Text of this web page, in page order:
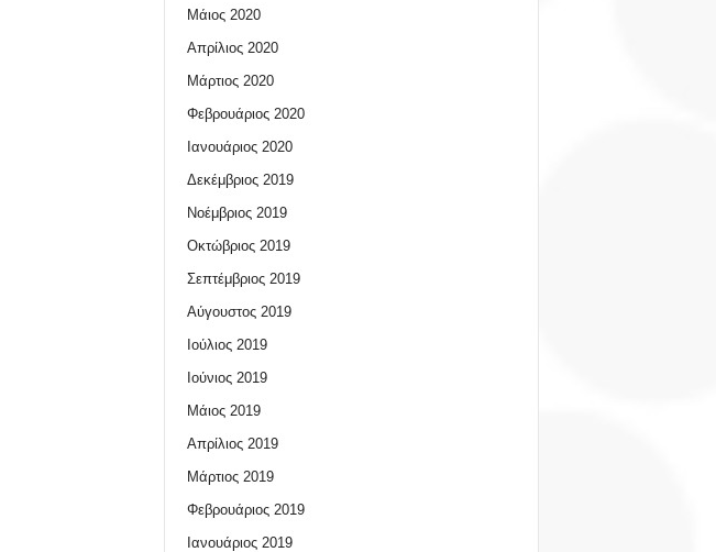
Μάιος 2020
Απρίλιος 2020
Μάρτιος 2020
Φεβρουάριος 2020
Ιανουάριος 2020
Δεκέμβριος 2019
Νοέμβριος 2019
Οκτώβριος 2019
Σεπτέμβριος 2019
Αύγουστος 2019
Ιούλιος 2019
Ιούνιος 2019
Μάιος 2019
Απρίλιος 2019
Μάρτιος 2019
Φεβρουάριος 2019
Ιανουάριος 2019